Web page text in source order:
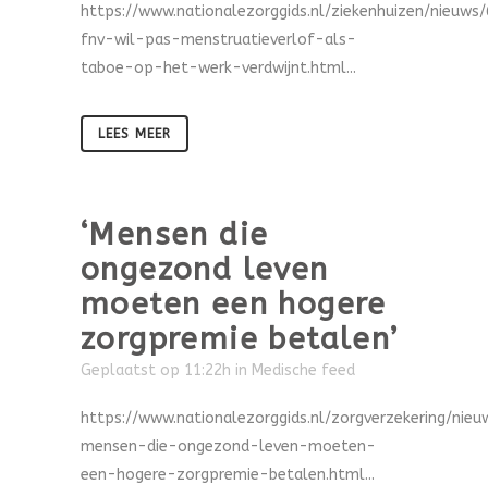
https://www.nationalezorggids.nl/ziekenhuizen/
fnv-wil-pas-menstruatieverlof-als-
taboe-op-het-werk-verdwijnt.html...
LEES MEER
‘Mensen die
ongezond leven
moeten een hogere
zorgpremie betalen’
Geplaatst op 11:22h in Medische feed
https://www.nationalezorggids.nl/zorgverzekering/
mensen-die-ongezond-leven-moeten-
een-hogere-zorgpremie-betalen.html...